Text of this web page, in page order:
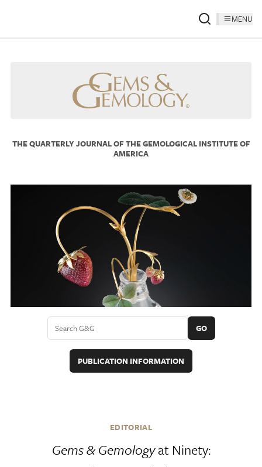
MENU
THE QUARTERLY JOURNAL OF THE GEMOLOGICAL INSTITUTE OF
AMERICA
GO
PUBLICATION INFORMATION
EDITORIAL
Gems & Gemologyat Ninety: